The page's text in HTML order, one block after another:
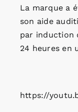
La marque a
son aide
par induction
24 heures en
https://